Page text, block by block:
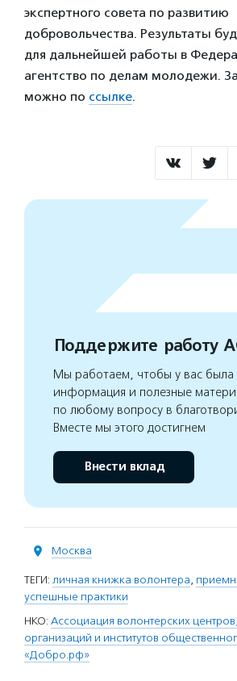
экспертного совета по развитию
добровольчества. Результаты
для дальнейшей работы в
агентство по делам молодежи.
можно по ссылке.
Поддержите работу
Мы работаем, чтобы у вас была
информация и полезные
по любому вопросу в
Вместе мы этого достигнем
Внести вклад
Москва
ТЕГИ: личная книжка волонтера,
успешные практики
НКО: Ассоциация волонтерских
организаций и институтов
«Добро.рф»